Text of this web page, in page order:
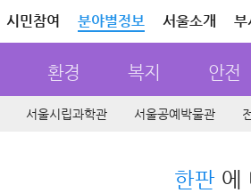
시민참여 분야별정보 서울소개 부
환경 복지 안전
서울시립과학관 서울공예박물관
한판 에